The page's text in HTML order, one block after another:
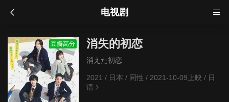
电视剧
豆瓣高分 消失的初恋
消えた初恋
2021 / 日本 / 同性/ 2021-10-09上映 / 日
语